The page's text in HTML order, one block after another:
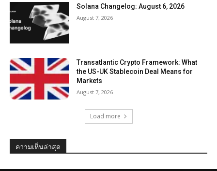
Solana Changelog: August 6, 2026
August 7, 2026
Transatlantic Crypto Framework: What
the US-UK Stablecoin Deal Means for
Markets
August 7, 2026
Load more
ความเห็นล่าสุด